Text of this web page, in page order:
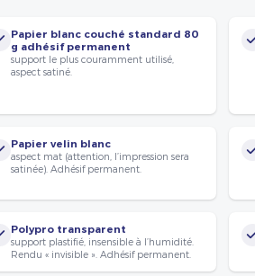
Papier blanc couché standard 80
g adhésif permanent
support le plus couramment utilisé,
aspect satiné.
Papier velin blanc
aspect mat (attention, l’impression sera
satinée). Adhésif permanent.
Polypro transparent
support plastifié, insensible à l’humidité.
Rendu « invisible ». Adhésif permanent.